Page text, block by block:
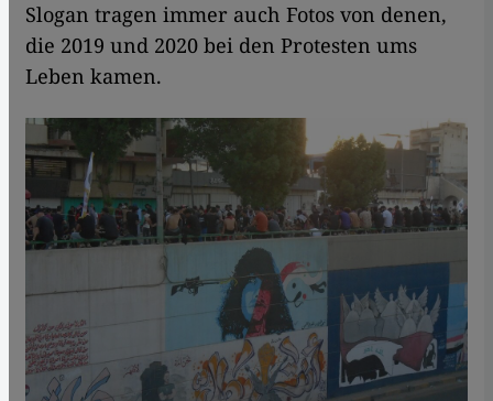
Slogan tragen immer auch Fotos von denen,
die 2019 und 2020 bei den Protesten ums
Leben kamen.